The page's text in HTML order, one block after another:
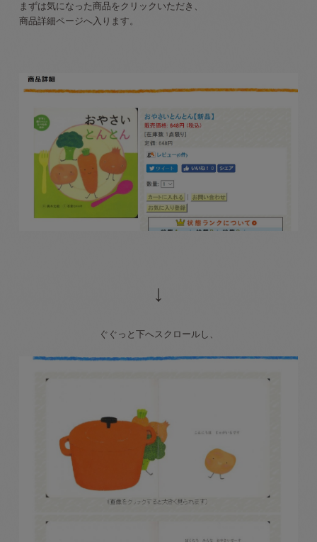
まずは気になった商品をクリックいただき、
商品詳細ページへ入ります。
↓
ぐぐっと下へスクロールし、